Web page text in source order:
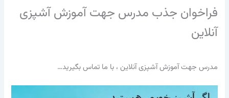
فراخوان جذب مدرس جهت آموزش آشپزی
آنلاین
مدرس جهت آموزش آشپزی آنلاین ، با ما تماس بگیرید…